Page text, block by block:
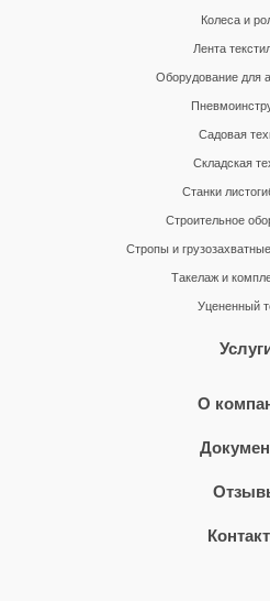
Колеса и
Лента
Оборудование для
Садовая
Складская
Станки
Строительное
Стропы и
Такелаж и
Уцененный
О